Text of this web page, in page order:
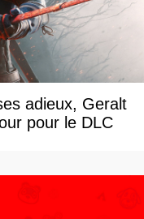
adieux, Geralt
pour le DLC